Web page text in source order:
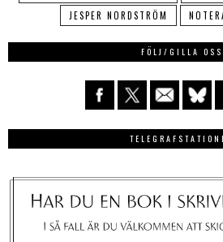
JESPER NORDSTRÖM
FÖLJ/GILLA OSS